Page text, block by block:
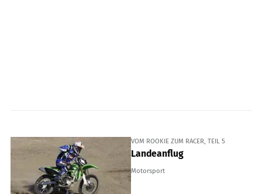
VOM ROOKIE ZUM RACER, TEIL 5
Landeanflug
Motorsport